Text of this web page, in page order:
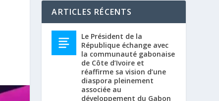
ARTICLES RÉCENTS
Le Président de la
République échange avec
la communauté gabonaise
de Côte d’Ivoire et
réaffirme sa vision d’une
diaspora pleinement
associée au
développement du Gabon